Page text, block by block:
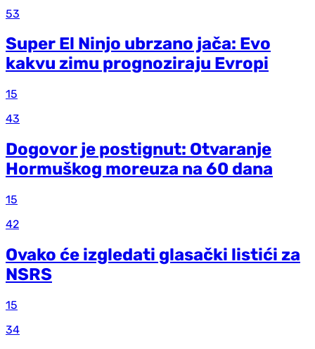
53
Super El Ninjo ubrzano jača: Evo
kakvu zimu prognoziraju Evropi
15
43
Dogovor je postignut: Otvaranje
Hormuškog moreuza na 60 dana
15
42
Ovako će izgledati glasački listići za
NSRS
15
34